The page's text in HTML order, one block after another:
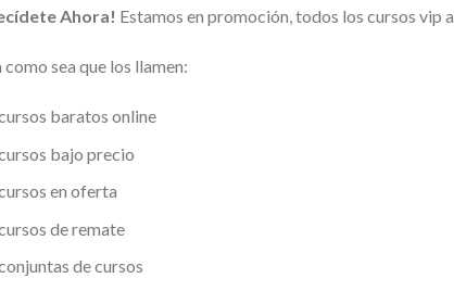
Ahora! Estamos en promoción, todos los cursos vip a
como sea que los llamen:
baratos online
bajo precio
en oferta
de remate
de cursos